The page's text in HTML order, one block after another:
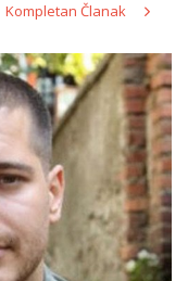
Kompletan Članak